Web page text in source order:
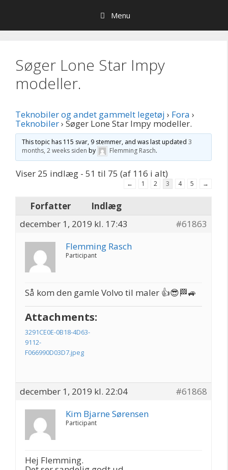
indhold
Menu
Søger Lone Star Impy
modeller.
Teknobiler og andet gammelt legetøj › Fora ›
Teknobiler› Søger Lone Star Impy modeller.
This topic has 115 svar, 9 stemmer, and was last updated3
months, 2 weeks siden by Flemming Rasch.
Viser 25 indlæg - 51 til 75 (af 116 i alt)
← 1 2 3 4 5 →
Forfatter
Indlæg
december 1, 2019 kl. 17:43
#61863
Flemming Rasch
Participant
Så kom den gamle Volvo til maler 👍😎🏁🚙
Attachments:
3291CE0E-0B18-4D63-
9112-
F066990D03D7.jpeg
december 1, 2019 kl. 22:04
#61868
Kim Bjarne Sørensen
Participant
Hej Flemming.